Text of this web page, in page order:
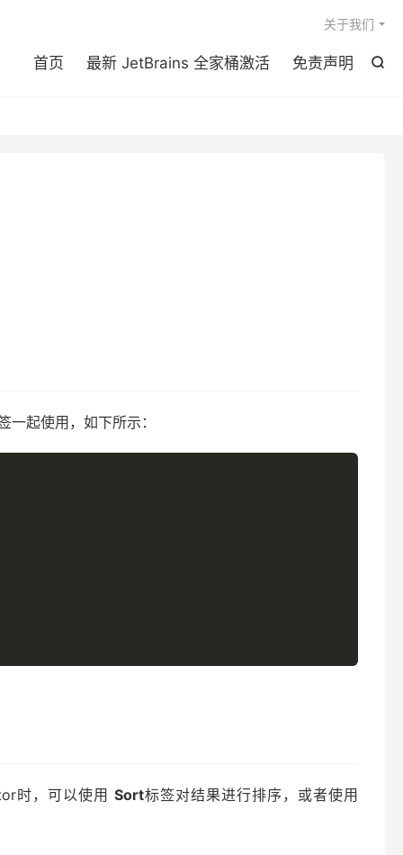

首页 最新 JetBrains 全家桶激活 免责声明
关于我们
起使用，如下所示：
时，可以使用Sort标签对结果进行排序，或者使用